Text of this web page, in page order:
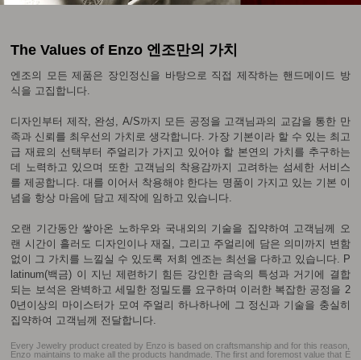
The Values of Enzo 엔조만의 가치
엔조의 모든 제품은 장인정신을 바탕으로 직접 제작하는 핸드메이드 방
식을 고집합니다.
디자인부터 제작, 완성, A/S까지 모든 공정을 고객님과의 교감을 통한 만
족과 신뢰를 최우선의 가치로 생각합니다. 가장 기본이라 할 수 있는 최고
급 재료의 선택부터 주얼리가 가지고 있어야 할 본연의 가치를 추구하는
데 노력하고 있으며 또한 고객님의 착용감까지 고려하는 섬세한 서비스
를 제공합니다. 대를 이어서 착용해야 한다는 명품이 가지고 있는 기본 이
념을 항상 마음에 담고 제작에 임하고 있습니다.
오랜 기간동안 쌓아온 노하우와 국내외의 기술을 집약하여 고객님께 오
랜 시간이 흘러도 디자인이나 재질, 그리고 주얼리에 담은 의미까지 변함
없이 그 가치를 느낄실 수 있도록 저희 엔조는 최선을 다하고 있습니다. P
latinum(백금) 이 지닌 제련하기 힘든 강인한 금속의 특성과 거기에 결합
되는 보석은 완벽하고 세밀한 정밀도를 요구하며 이러한 복잡한 공정을 2
0년이상의 마이스터가 모여 주얼리 하나하나에 그 정신과 기술을 충실히
집약하여 고객님께 전달합니다.
Every Jewelry product created by Enzo is based on craftsmanship and for this reason,
Enzo maintains to make all the products handmade. The first and foremost value that E